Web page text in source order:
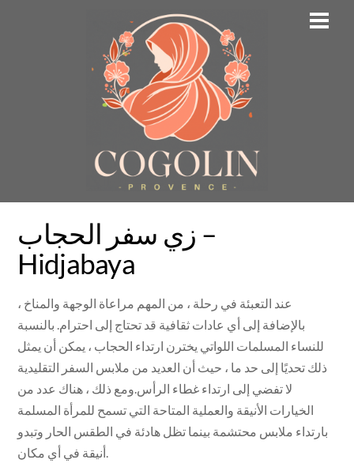
زي سفر الحجاب –
Hidjabaya
عند التعبئة في رحلة ، من المهم مراعاة الوجهة والمناخ ،
بالإضافة إلى أي عادات ثقافية قد تحتاج إلى احترام. بالنسبة
للنساء المسلمات اللواتي يخترن ارتداء الحجاب ، يمكن أن يمثل
ذلك تحديًا إلى حد ما ، حيث أن العديد من ملابس السفر التقليدية
لا تفضي إلى ارتداء غطاء الرأس.ومع ذلك ، هناك عدد من
الخيارات الأنيقة والعملية المتاحة التي تسمح للمرأة المسلمة
بارتداء ملابس محتشمة بينما تظل هادئة في الطقس الحار وتبدو